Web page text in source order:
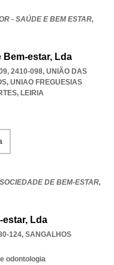
- SAÚDE E BEM ESTAR,
Bem-estar, Lda
2410-098, UNIÃO DAS
, UNIAO FREGUESIAS
, LEIRIA
DE BEM-ESTAR,
estar, Lda
124, SANGALHOS
odontologia